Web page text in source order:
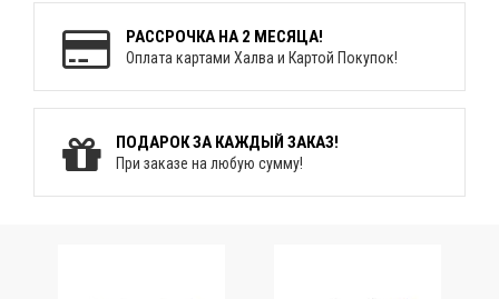
РАССРОЧКА НА 2 МЕСЯЦА!
Оплата картами Халва и Картой Покупок!
ПОДАРОК ЗА КАЖДЫЙ ЗАКАЗ!
При заказе на любую сумму!